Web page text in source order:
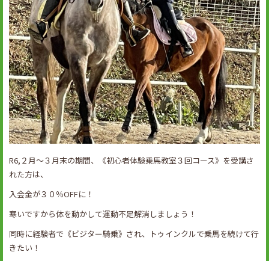
R6,２月～３月末の期間、《初心者体験乗馬教室３回コース》を受講さ
れた方は、
入会金が３０％OFFに！
寒いですから体を動かして運動不足解消しましょう！
同時に経験者で《ビジター騎乗》され、トゥインクルで乗馬を続けて行
きたい！